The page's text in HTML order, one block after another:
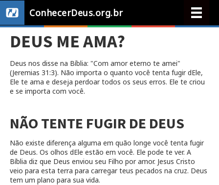
ConhecerDeus.org.br
DEUS ME AMA?
Deus nos disse na Bíblia: "Com amor eterno te amei"
(Jeremias 31:3). Não importa o quanto você tenta fugir dEle,
Ele te ama e deseja perdoar todos os seus erros. Ele te criou
e se importa com você.
NÃO TENTE FUGIR DE DEUS
Não existe diferença alguma em quão longe você tenta fugir
de Deus. Os olhos dEle estão em você. Ele pode te ver. A
Bíblia diz que Deus enviou seu Filho por amor. Jesus Cristo
veio para esta terra para carregar teus pecados na cruz. Deus
tem um plano para sua vida.